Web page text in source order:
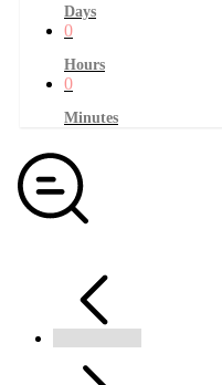
Days
0
Hours
0
Minutes